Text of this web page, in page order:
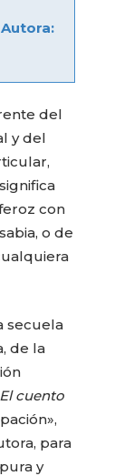
Autora:
del
y del
con
o de
secuela
de la
El cuento
para
y